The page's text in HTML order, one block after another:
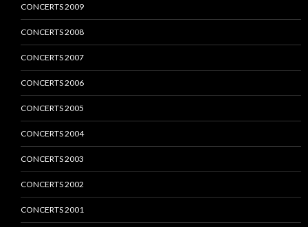
CONCERTS 2009
CONCERTS 2008
CONCERTS 2007
CONCERTS 2006
CONCERTS 2005
CONCERTS 2004
CONCERTS 2003
CONCERTS 2002
CONCERTS 2001